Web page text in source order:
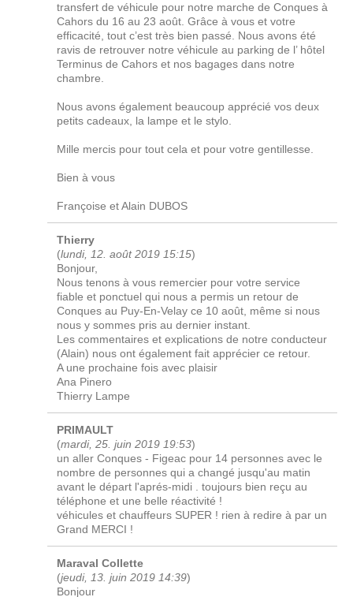
transfert de véhicule pour notre marche de Conques à
Cahors du 16 au 23 août. Grâce à vous et votre
efficacité, tout c’est très bien passé. Nous avons été
ravis de retrouver notre véhicule au parking de l’ hôtel
Terminus de Cahors et nos bagages dans notre
chambre.
Nous avons également beaucoup apprécié vos deux
petits cadeaux, la lampe et le stylo.
Mille mercis pour tout cela et pour votre gentillesse.
Bien à vous
Françoise et Alain DUBOS
Thierry
(lundi, 12. août 2019 15:15)
Bonjour,
Nous tenons à vous remercier pour votre service
fiable et ponctuel qui nous a permis un retour de
Conques au Puy-En-Velay ce 10 août, même si nous
nous y sommes pris au dernier instant.
Les commentaires et explications de notre conducteur
(Alain) nous ont également fait apprécier ce retour.
A une prochaine fois avec plaisir
Ana Pinero
Thierry Lampe
PRIMAULT
(mardi, 25. juin 2019 19:53)
un aller Conques - Figeac pour 14 personnes avec le
nombre de personnes qui a changé jusqu'au matin
avant le départ l'aprés-midi . toujours bien reçu au
téléphone et une belle réactivité !
véhicules et chauffeurs SUPER ! rien à redire à par un
Grand MERCI !
Maraval Collette
(jeudi, 13. juin 2019 14:39)
Bonjour